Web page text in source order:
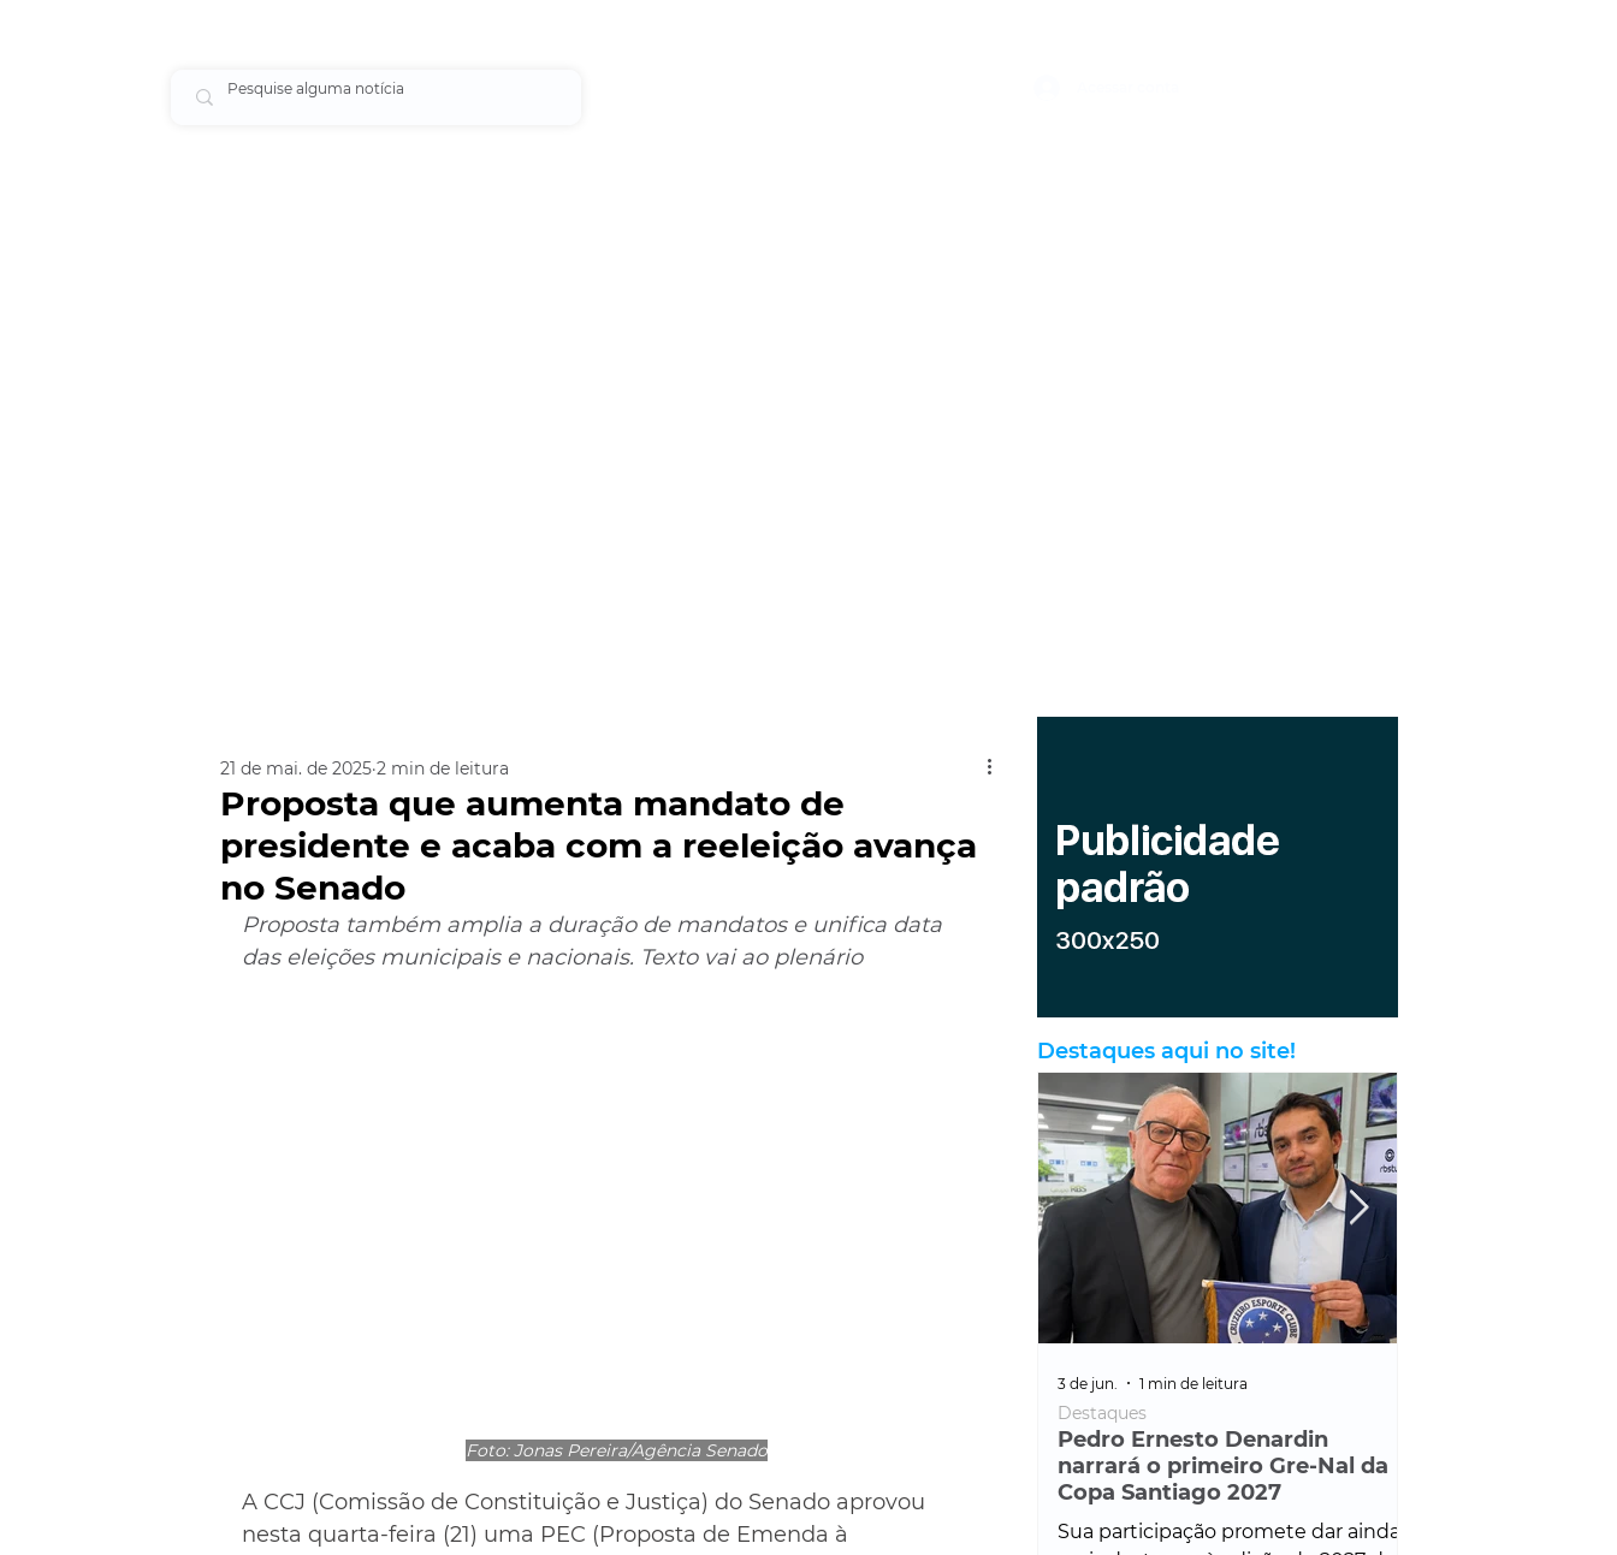
Proposta que aumenta mandato de
presidente e acaba com a reeleição avança
no Senado
21 de mai. de 2025 2 min de leitura
Proposta também amplia a duração de mandatos e unifica data
das eleições municipais e nacionais. Texto vai ao plenário
Foto: Jonas Pereira/Agência Senado
A CCJ (Comissão de Constituição e Justiça) do Senado aprovou
nesta quarta-feira (21) uma PEC (Proposta de Emenda à
Destaques aqui no site!
Pedro Ernesto Denardin
narrará o primeiro Gre-Nal da
Copa Santiago 2027
Sua participação promete dar ainda
Destaques
3 de jun. 1 min de leitura